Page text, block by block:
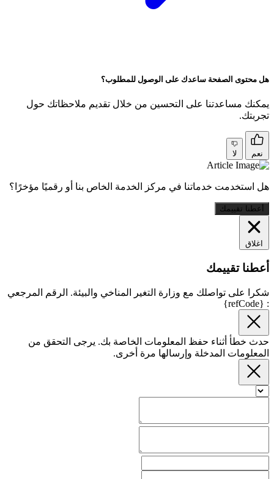
هل محتوى الصفحة ساعدك على الوصول للمطلوب؟
يمكنك مساعدتنا على التحسين من خلال تقديم ملاحظاتك حول
تجربتك.
نعم لا
هل استخدمت خدماتنا في مركز الخدمة الخاص بنا أو رقميًا مؤخرًا؟
أعطنا تقييمك
اغلاق
أعطنا تقييمك
شكرا على تواصلك مع وزارة التغير المناخي والبيئة. الرقم المرجعي
: {refCode}
حدث خطأ أثناء حفظ المعلومات الخاصة بك. يرجى التحقق من
المعلومات المدخلة وإرسالها مرة أخرى.